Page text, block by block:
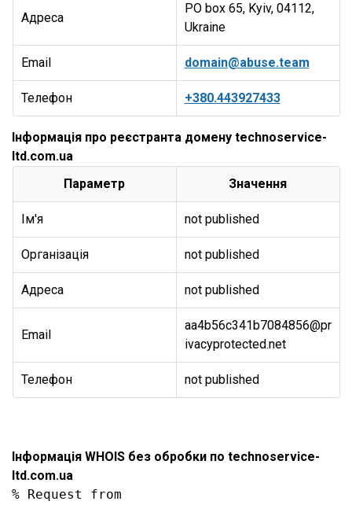
Адреса
PO box 65, Kyiv, 04112,
Ukraine
Email domain@abuse.team
Телефон +380.443927433
Інформація про реєстранта домену technoservice-
ltd.com.ua
Параметр
Значення
Ім'я not published
Організація not published
Адреса not published
Email
aa4b56c341b7084856@pr
ivacyprotected.net
Телефон not published
Інформація WHOIS без обробки по technoservice-
ltd.com.ua
% Request from